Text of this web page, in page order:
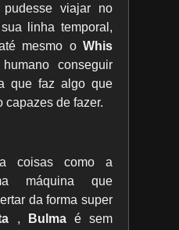
pudesse viajar no
linha temporal,
mesmo o Whis
conseguir
que faz algo que
capazes de fazer.
coisas como a
máquina que
da forma super
, Bulmaé sem